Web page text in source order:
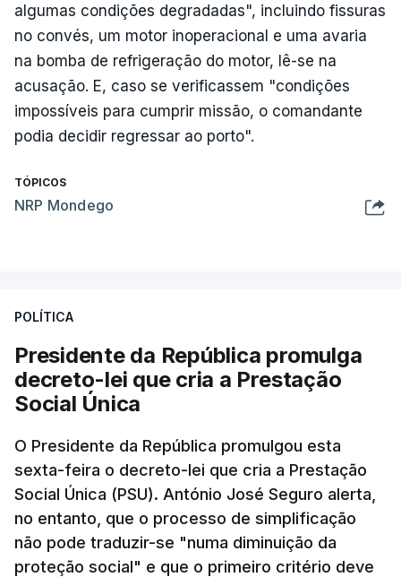
algumas condições degradadas", incluindo fissuras
no convés, um motor inoperacional e uma avaria
na bomba de refrigeração do motor, lê-se na
acusação. E, caso se verificassem "condições
impossíveis para cumprir missão, o comandante
podia decidir regressar ao porto".
TÓPICOS
NRP Mondego
POLÍTICA
Presidente da República promulga
decreto-lei que cria a Prestação
Social Única
O Presidente da República promulgou esta
sexta-feira o decreto-lei que cria a Prestação
Social Única (PSU). António José Seguro alerta,
no entanto, que o processo de simplificação
não pode traduzir-se "numa diminuição da
proteção social" e que o primeiro critério deve